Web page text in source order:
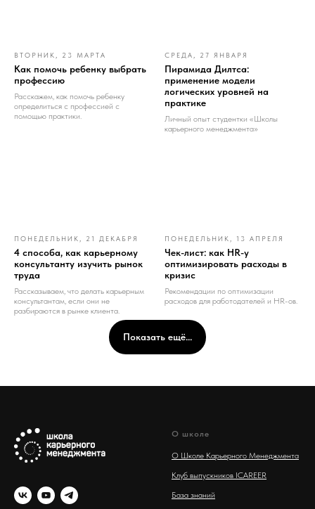
ВТОРНИК, 23 МАРТА
Как помочь ребенку выбрать
профессию
Расскажем, как помочь ребенку
определиться с профессией с
помощью практики.
СРЕДА, 27 ЯНВАРЯ
Пирамида Дилтса:
применение модели
логических уровней на
практике
Личный опыт студентки «Школы
карьерного менеджмента»
ПОНЕДЕЛЬНИК, 21 ДЕКАБРЯ
4 способа, как карьерному
консультанту изучить рынок
труда
Рассказываем, что делать карьерным
консультантам, если они не
разбираются в рынке клиента.
ПОНЕДЕЛЬНИК, 13 АПРЕЛЯ
Чек-лист: как HR-у
оптимизировать расходы в
кризис
Рекомендации по оптимизации
расходов для работодателей и HR-ов.
Показать ещё...
О школе
О Школе Карьерного Менеджмента
Клуб выпускников ICAREER
База знаний